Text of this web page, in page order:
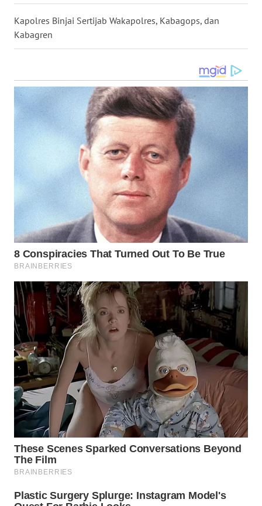
Kapolres Binjai Sertijab Wakapolres, Kabagops, dan
Kabagren
WN
KALTARA
KALSEL
KALTIM
GORONTALO
WN
SULUT
WN
MALUKU
WN
MALUT
WN
DAIRI
WN
DANAU
TOBA
WN